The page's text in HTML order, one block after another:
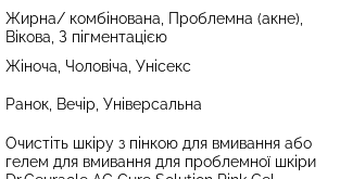
Жирна/ комбінована, Проблемна (акне),
Вікова, З пігментацією
Жіноча, Чоловіча, Унісекс
Ранок, Вечір, Універсальна
Очистіть шкіру з пінкою для вмивання або
гелем для вмивання для проблемної шкіри